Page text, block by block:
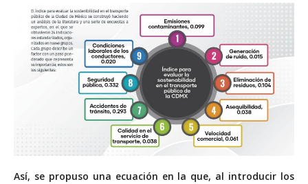
Así, se propuso una ecuación en la que, al introducir los